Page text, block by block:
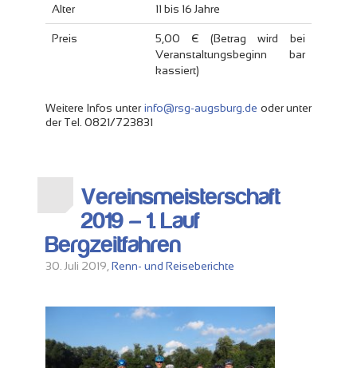
Alter 11 bis 16 Jahre
Preis
5,00 € (Betrag wird bei
Veranstaltungsbeginn bar
kassiert)
Weitere Infos unterinfo@rsg-augsburg.de oder unter
der Tel. 0821/723831
Vereinsmeisterschaft
2019 – 1. Lauf
Bergzeitfahren
30. Juli 2019, Renn- und Reiseberichte